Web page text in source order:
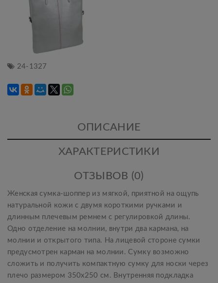
24-1327
ОПИСАНИЕ
ХАРАКТЕРИСТИКИ
ОТЗЫВОВ (0)
Женская сумка-шоппер из мягкой, приятной на ощупь
натуральной кожи с двумя короткими ручками и
длинным плечевым ремнем с регулировкой длины.
Одно отделение на молнии, внутри два кармана, на
молнии и открытого типа. На лицевой стороне сумки
предусмотрен карман на молнии. Сумку возможно
сложить и получить компактную сумку для носки через
плечо размером 350х250 см. Внутренняя подкладка